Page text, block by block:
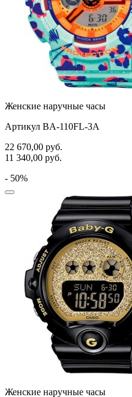
Женские наручные часы
Артикул BA-110FL-3A
22 670,00 руб.
11 340,00 руб.
- 50%
Женские наручные часы